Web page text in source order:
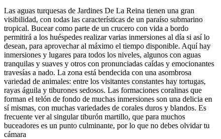
Las aguas turquesas de Jardines De La Reina tienen una gran
visibilidad, con todas las características de un paraíso submarino
tropical. Bucear como parte de un crucero con vida a bordo
permitirá a los huéspedes realizar varias inmersiones al día si así lo
desean, para aprovechar al máximo el tiempo disponible. Aquí hay
inmersiones y lugares para todos los niveles, algunos con aguas
tranquilas y suaves y otros con pronunciadas caídas y emocionantes
travesías a nado. La zona está bendecida con una asombrosa
variedad de animales: entre los visitantes constantes hay tortugas,
rayas águila y tiburones sedosos. Las formaciones coralinas que
forman el telón de fondo de muchas inmersiones son una delicia en
sí mismas, con muchas variedades de corales duros y blandos. Es
frecuente ver al singular tiburón martillo, que para muchos
buceadores es un punto culminante, por lo que no debes olvidar tu
cámara